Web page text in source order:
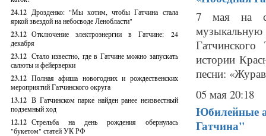
24.12 Дрозденко: "Мы хотим, чтобы Гатчина стала
яркой звездой на небосводе Ленобласти"
23.12 Отключение электроэнергии в Гатчине: 24
декабря
23.12 Стало известно, где в Гатчине можно запускать
салюты и фейерверки
23.12 Полная афиша новогодних и рождественских
мероприятий Гатчинского округа
13.12 В Гатчинском парке найден ранее неизвестный
подземный ход
12.12 Стрельба на день рождения обернулась
"букетом" статей УК РФ
7 мая на
истории
песни:
05 мая 20:18
Юбилейные
Гатчина"